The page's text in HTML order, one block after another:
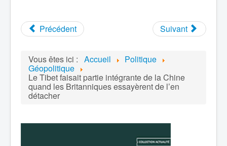
Précédent Suivant
Vous êtes ici : Accueil Politique
Géopolitique
Le Tibet faisait partie intégrante de la Chine
quand les Britanniques essayèrent de l’en
détacher